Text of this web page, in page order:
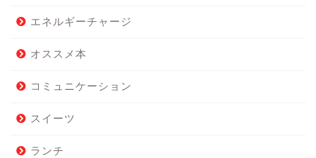
エネルギーチャージ
オススメ本
コミュニケーション
スイーツ
ランチ